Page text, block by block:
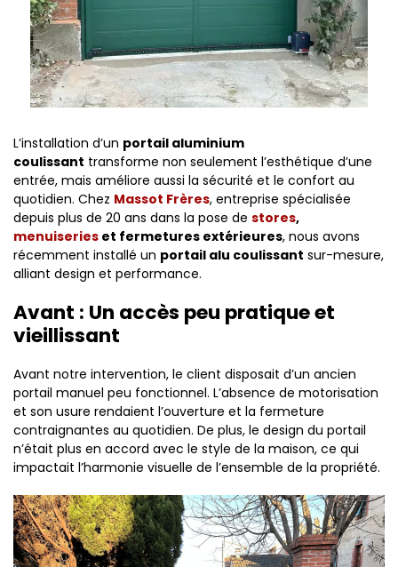
L’installation d’un portail aluminium
coulissant transforme non seulement l’esthétique d’une
entrée, mais améliore aussi la sécurité et le confort au
quotidien. Chez Massot Frères, entreprise spécialisée
depuis plus de 20 ans dans la pose de stores,
menuiseries et fermetures extérieures, nous avons
récemment installé un portail alu coulissant sur-mesure,
alliant design et performance.
Avant : Un accès peu pratique et
vieillissant
Avant notre intervention, le client disposait d’un ancien
portail manuel peu fonctionnel. L’absence de motorisation
et son usure rendaient l’ouverture et la fermeture
contraignantes au quotidien. De plus, le design du portail
n’était plus en accord avec le style de la maison, ce qui
impactait l’harmonie visuelle de l’ensemble de la propriété.